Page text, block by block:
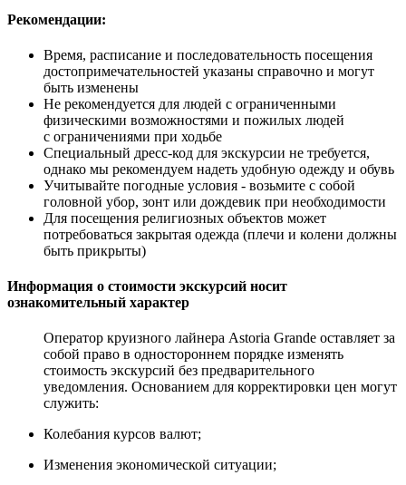
Рекомендации:
Время, расписание и последовательность посещения
достопримечательностей указаны справочно и могут
быть изменены
Не рекомендуется для людей с ограниченными
физическими возможностями и пожилых людей
с ограничениями при ходьбе
Специальный дресс-код для экскурсии не требуется,
однако мы рекомендуем надеть удобную одежду и обувь
Учитывайте погодные условия - возьмите с собой
головной убор, зонт или дождевик при необходимости
Для посещения религиозных объектов может
потребоваться закрытая одежда (плечи и колени должны
быть прикрыты)
Информация о стоимости экскурсий носит
ознакомительный характер
Оператор круизного лайнера Astoria Grande оставляет за
собой право в одностороннем порядке изменять
стоимость экскурсий без предварительного
уведомления. Основанием для корректировки цен могут
служить:
Колебания курсов валют;
Изменения экономической ситуации;